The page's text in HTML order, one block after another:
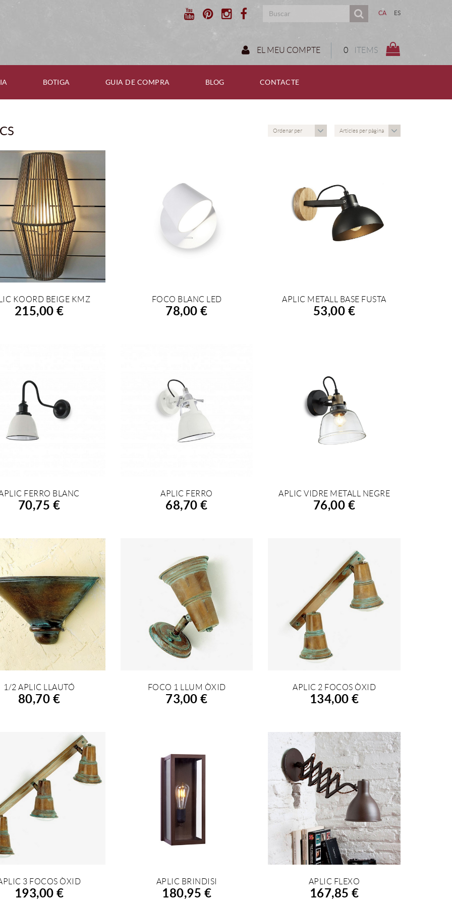
CA ES
EL MEU COMPTE 0 ITEMS
BOTIGA GUIA DE COMPRA BLOG CONTACTE
Ordenar per Articles per pàgina
A LA COMPRA
KOORD BEIGE KMZ
215,00 €
AFEGIR A LA COMPRA
FOCO BLANC LED
78,00 €
AFEGIR A LA COMPRA
APLIC METALL BASE FUSTA
53,00 €
A LA COMPRA
FERRO BLANC
70,75 €
AFEGIR A LA COMPRA
APLIC FERRO
68,70 €
AFEGIR A LA COMPRA
APLIC VIDRE METALL NEGRE
76,00 €
A LA COMPRA
1/2 APLIC LLAUTÓ
80,70 €
AFEGIR A LA COMPRA
FOCO 1 LLUM ÒXID
73,00 €
AFEGIR A LA COMPRA
APLIC 2 FOCOS ÒXID
134,00 €
A LA COMPRA
3 FOCOS ÒXID
193,00 €
AFEGIR A LA COMPRA
APLIC BRINDISI
180,95 €
AFEGIR A LA COMPRA
APLIC FLEXO
167,85 €